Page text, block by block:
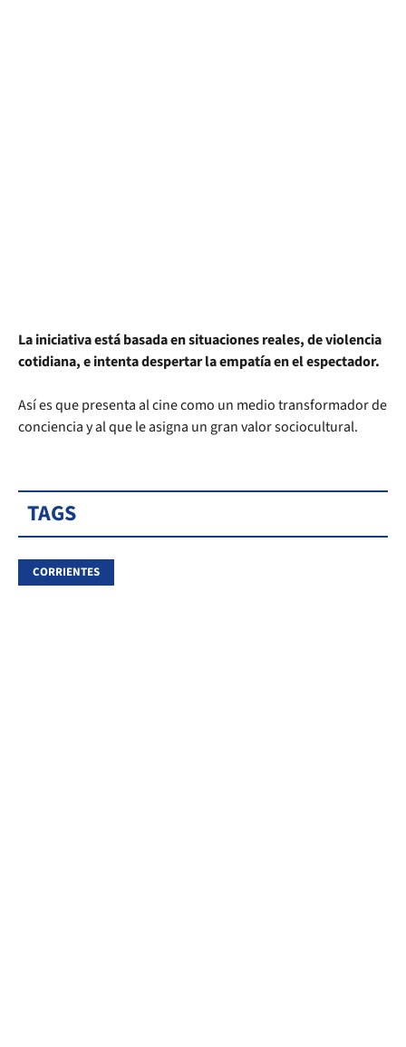
La iniciativa está basada en situaciones reales, de violencia
cotidiana, e intenta despertar la empatía en el espectador.
Así es que presenta al cine como un medio transformador de
conciencia y al que le asigna un gran valor sociocultural.
TAGS
CORRIENTES